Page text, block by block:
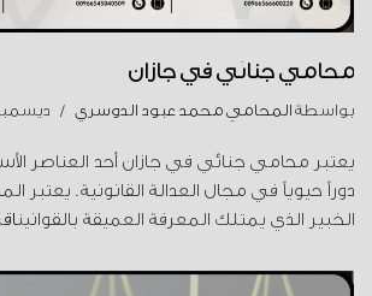
محامي جنائي في جازان
بواسطة المحامي محمد عبود الدوسري ديسمبر 6,
يعتبر محامي جنائي في جازان أحد العناصر
دوراً حيوياً في مجال العدالة القانونية. يعتبر
الخبير الذي يمتلك المعرفة العميقة بالقوانين